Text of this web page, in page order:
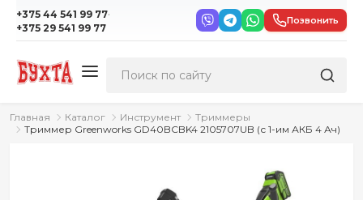
+375 44 541 99 77·
+375 29 541 99 77
Позвонить
Главная Каталог Инструмент
Триммеры
Триммер Greenworks GD40BCBK4 2105707UB (с 1-им АКБ 4 Ач)